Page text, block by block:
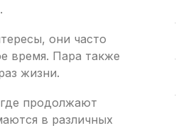
они часто
время. Пара также
жизни.
продолжают
в различных